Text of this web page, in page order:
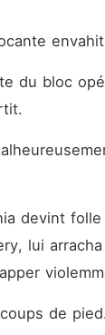
du bloc
devint
lui
de